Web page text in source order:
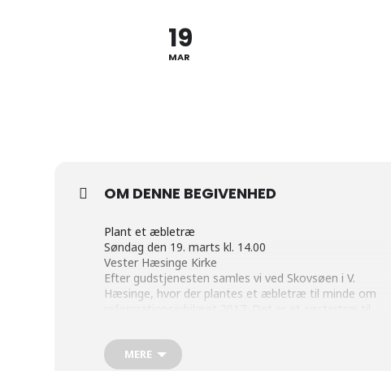
19
MAR
OM DENNE BEGIVENHED
Plant et æbletræ
Søndag den 19. marts kl. 14.00
Vester Hæsinge Kirke
Efter gudstjenesten samles vi ved Skovsøen i V.
Hæsinge, hvor der plantes et æbletræ til minde om
træer plantet ved kirker i Danmark. Vi fejrer det
med æblegløgg og æbleskiver
MERE